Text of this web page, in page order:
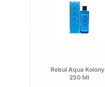
Rebul Aqua
250 Ml